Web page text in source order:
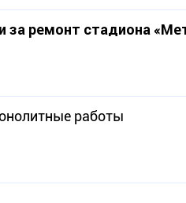
за ремонт стадиона
полностью выполнены монолитные работы